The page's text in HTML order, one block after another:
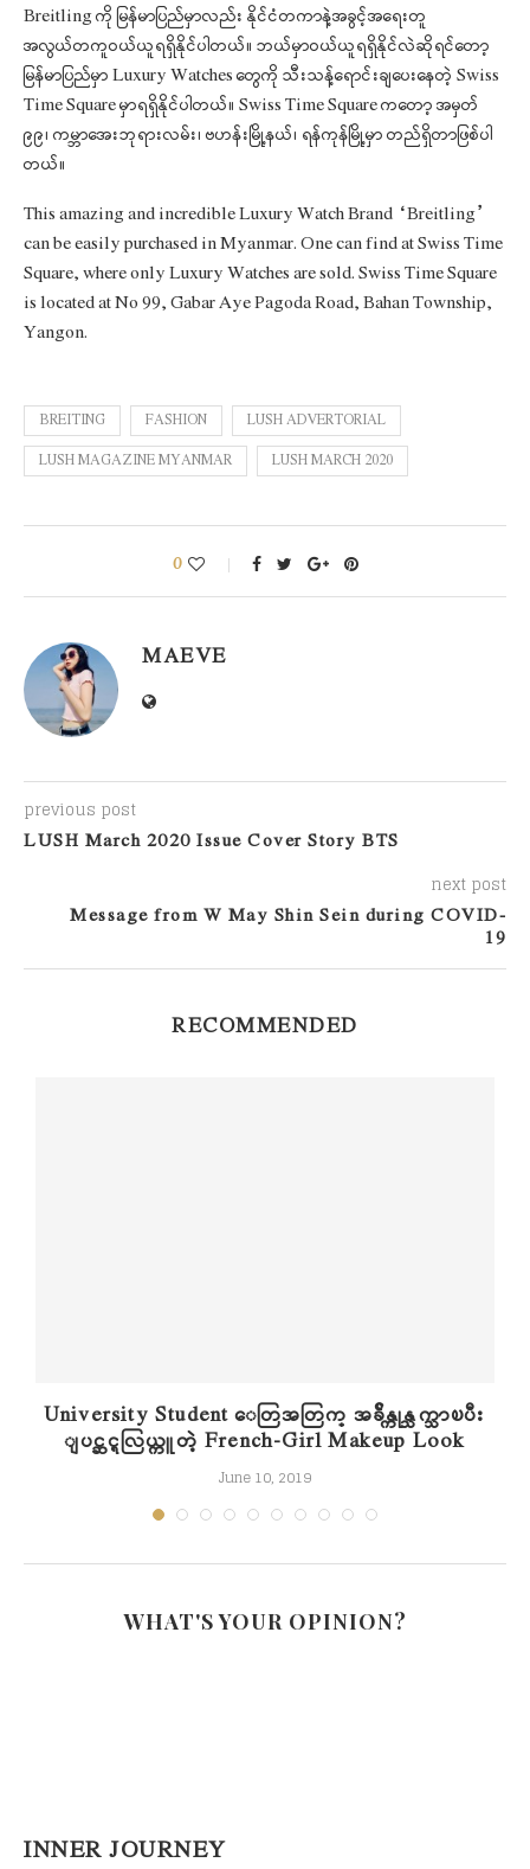
Breitling ကို မြန်မာပြည်မှာလည်း နိုင်ငံတကာနဲ့အခွင့်အရေးတူ
အလွယ်တကူဝယ်ယူရရှိနိုင်ပါတယ်။ ဘယ်မှာဝယ်ယူရရှိနိုင်လဲဆိုရင်တော့
မြန်မာပြည်မှာ Luxury Watches တွေကို သီးသန့်ရောင်းချပေးနေတဲ့ Swiss
Time Square မှာရရှိနိုင်ပါတယ်။ Swiss Time Square ကတော့ အမှတ်
၉၉၊ ကမ္ဘာအေးဘုရားလမ်း၊ ဗဟန်းမြို့နယ်၊ ရန်ကုန်မြို့မှာ တည်ရှိတာဖြစ်ပါ
တယ်။
This amazing and incredible Luxury Watch Brand “Breitling”
can be easily purchased in Myanmar. One can find at Swiss Time
Square, where only Luxury Watches are sold. Swiss Time Square
is located at No 99, Gabar Aye Pagoda Road, Bahan Township,
Yangon.
BREITING FASHION LUSH ADVERTORIAL
LUSH MAGAZINE MYANMAR LUSH MARCH 2020
0
MAEVE
previous post
LUSH March 2020 Issue Cover Story BTS
next post
Message from W May Shin Sein during COVID-
19
RECOMMENDED
University Student ေတြအတြက္ အခ်ိန္ကုန္သက္သာၿပီး
ျပင္ဆင္ရလြယ္ကူတဲ့ French-Girl Makeup Look
June 10, 2019
WHAT'S YOUR OPINION?
INNER JOURNEY